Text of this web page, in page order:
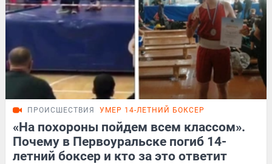
ПРОИСШЕСТВИЯ УМЕР 14-ЛЕТНИЙ БОКСЕР
«На похороны пойдем всем классом».
Почему в Первоуральске погиб 14-
летний боксер и кто за это ответит